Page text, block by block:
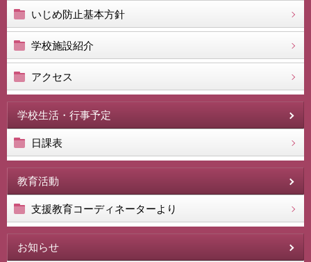
いじめ防止基本方針
学校施設紹介
アクセス
学校生活・行事予定
日課表
教育活動
支援教育コーディネーターより
お知らせ